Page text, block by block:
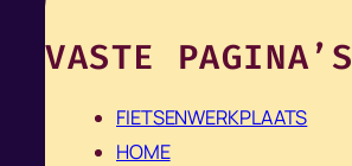
VASTE PAGINA’S
FIETSENWERKPLAATS
HOME